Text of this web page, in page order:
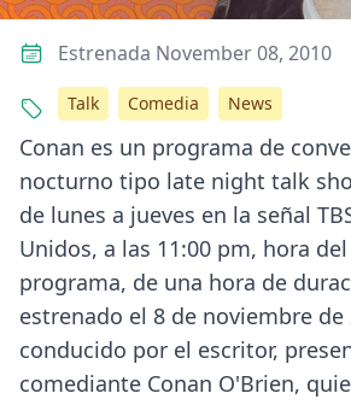
Conan es un programa de
nocturno tipo late night talk
de lunes a jueves en la señal
Unidos, a las 11:00 pm, hora del
programa, de una hora de
estrenado el 8 de noviembre de
conducido por el escritor,
comediante Conan O'Brien,
Estrenada November 08, 2010
Talk Comedia News